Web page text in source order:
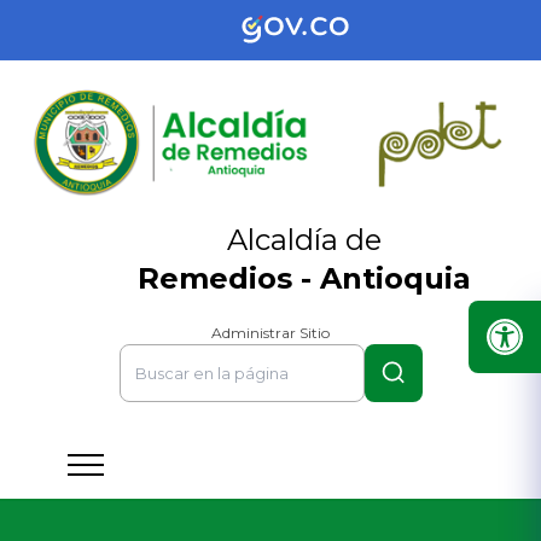
Alcaldía de
Remedios - Antioquia
Administrar Sitio